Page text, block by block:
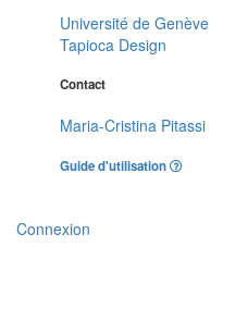
Université de Genève
Tapioca Design
Contact
Maria-Cristina Pitassi
Guide d'utilisation
Connexion